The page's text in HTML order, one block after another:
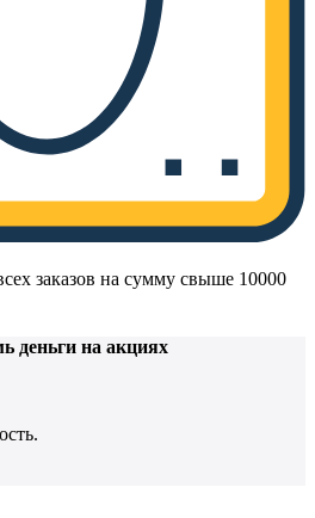
заказов на сумму свыше 10000
деньги на акциях